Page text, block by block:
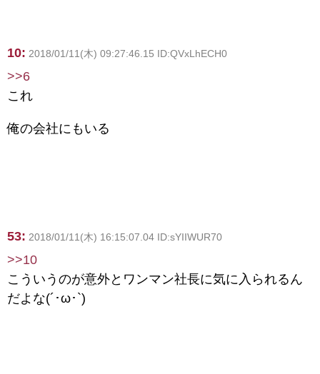
10: 2018/01/11(木) 09:27:46.15 ID:QVxLhECH0
>>6
これ
俺の会社にもいる
53: 2018/01/11(木) 16:15:07.04 ID:sYIIWUR70
>>10
こういうのが意外とワンマン社長に気に入られるん
だよな(´･ω･`)